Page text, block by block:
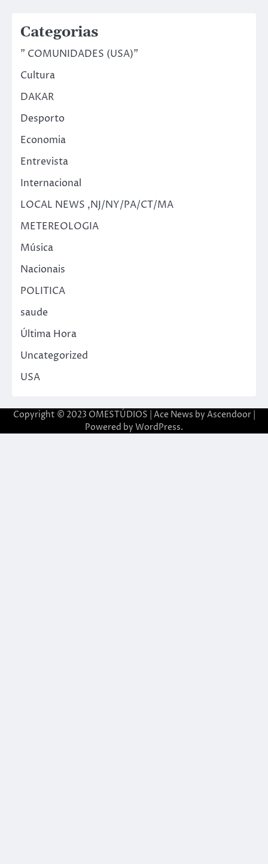
Categorias
" COMUNIDADES (USA)"
Cultura
DAKAR
Desporto
Economia
Entrevista
Internacional
LOCAL NEWS ,NJ/NY/PA/CT/MA
METEREOLOGIA
Música
Nacionais
POLITICA
saude
Última Hora
Uncategorized
USA
Copyright © 2023 OMESTÚDIOS | Ace News by Ascendoor|
Powered by WordPress.